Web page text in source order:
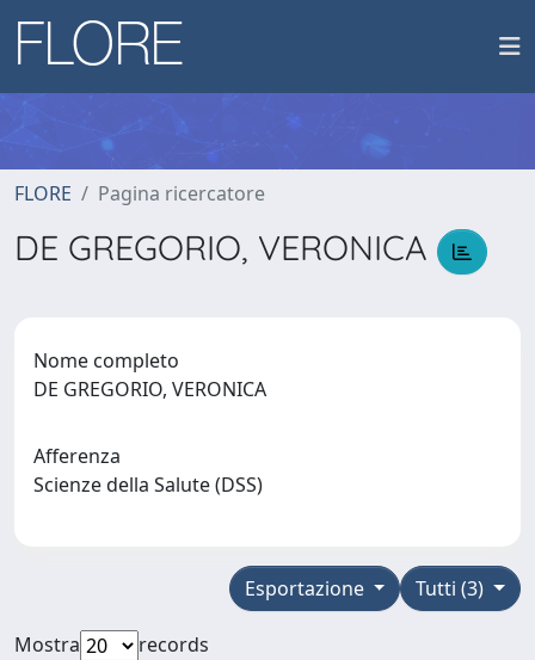
FLORE Pagina ricercatore
DE GREGORIO, VERONICA
Nome completo
DE GREGORIO, VERONICA
Afferenza
Scienze della Salute (DSS)
Tutti (3)
Esportazione
Mostra
records